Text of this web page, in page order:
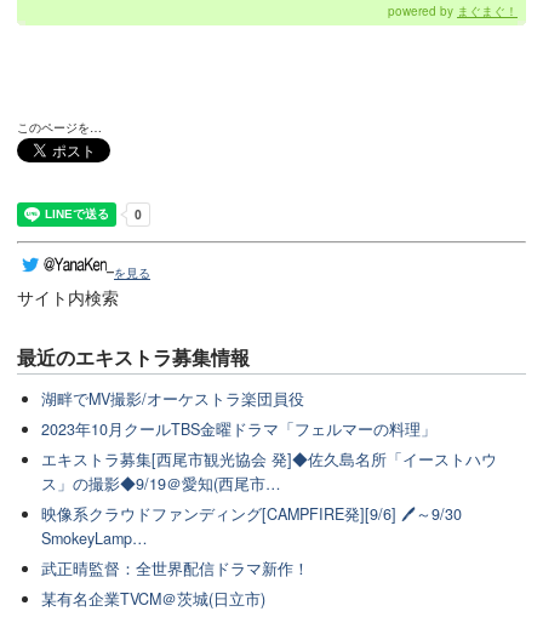
powered by まぐまぐ！
このページを…
を見る
サイト内検索
最近のエキストラ募集情報
湖畔でMV撮影/オーケストラ楽団員役
2023年10月クールTBS金曜ドラマ「フェルマーの料理」
エキストラ募集[西尾市観光協会 発]◆佐久島名所「イーストハウ
ス」の撮影◆9/19＠愛知(西尾市…
映像系クラウドファンディング[CAMPFIRE発][9/6] 🖊～9/30
SmokeyLamp…
武正晴監督：全世界配信ドラマ新作！
某有名企業TVCM＠茨城(日立市)